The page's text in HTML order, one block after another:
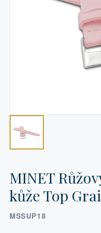
MINET
kůže Top
MSSUP18